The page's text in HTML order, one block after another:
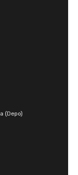
(Depo)